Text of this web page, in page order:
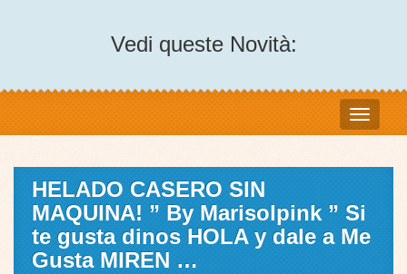
Vedi queste Novità:
HELADO CASERO SIN
MAQUINA! ” By Marisolpink ” Si
te gusta dinos HOLA y dale a Me
Gusta MIREN …